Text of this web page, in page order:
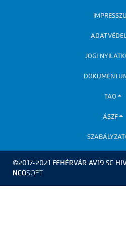
JOGI
TAO
ÁSZF
©2017-2021 FEHÉRVÁR AV19 SC
NEOSOFT